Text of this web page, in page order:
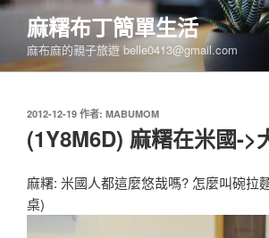
跳
要
麻糬布丁簡單生活
麻布麻的親子旅遊 belle0413@gmail.com
發
佈
於
2012-12-19 作者: MABUMOM
(1Y8M6D) 麻糬在米國->
麻糬: 米國人都這麼悠哉嗎? 怎麼叫碗拉
桌)